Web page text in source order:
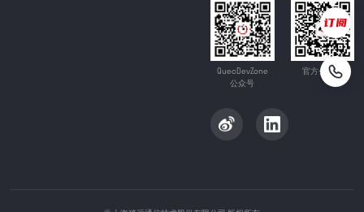
QuecDevZone
公众号
官方公众号